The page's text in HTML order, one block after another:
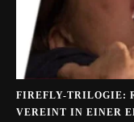
FIREFLY-TRILOGIE:
VEREINT IN EINER